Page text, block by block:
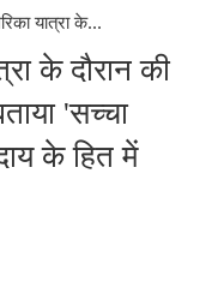
यात्रा के...
के दौरान की
'सच्चा
के हित में